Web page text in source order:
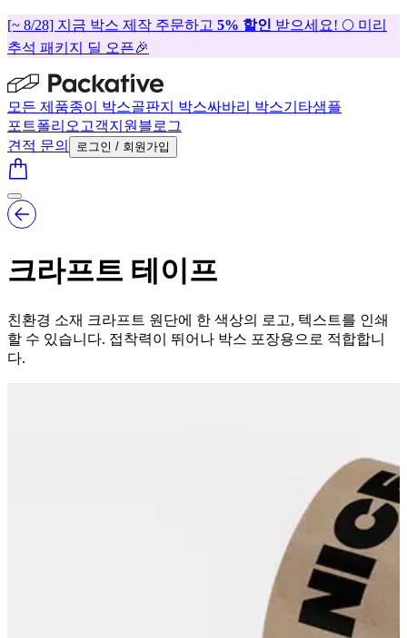
[~ 8/28] 지금 박스 제작 주문하고 5% 할인 받으세요! 🌕 미리
추석 패키지 딜 오픈🎉
모든 제품종이 박스골판지 박스싸바리 박스기타샘플
포트폴리오 고객지원 블로그
견적 문의
로그인 / 회원가입
크라프트 테이프
친환경 소재 크라프트 원단에 한 색상의 로고, 텍스트를 인쇄
할 수 있습니다. 접착력이 뛰어나 박스 포장용으로 적합합니
다.